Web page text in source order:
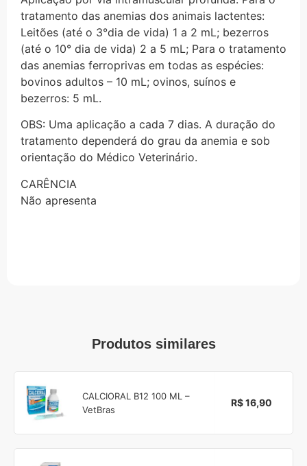
tratamento das anemias dos animais lactentes:
Leitões (até o 3°dia de vida) 1 a 2 mL; bezerros
(até o 10° dia de vida) 2 a 5 mL; Para o tratamento
das anemias ferroprivas em todas as espécies:
bovinos adultos – 10 mL; ovinos, suínos e
bezerros: 5 mL.
OBS: Uma aplicação a cada 7 dias. A duração do
tratamento dependerá do grau da anemia e sob
orientação do Médico Veterinário.
CARÊNCIA
Não apresenta
Produtos similares
CALCIORAL B12 100 ML –
VetBras
R$ 16,90